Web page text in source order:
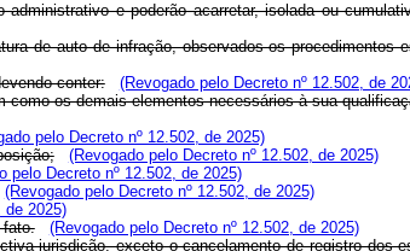
e poderão acarretar, isolada ou
de auto de infração, observados os procedimentos
conter:
(Revogado pelo Decreto nº 12.502, de
os demais elementos necessários à sua
pelo Decreto nº 12.502, de 2025)
(Revogado pelo Decreto nº 12.502, de 2025)
pelo Decreto nº 12.502, de 2025)
(Revogado pelo Decreto nº 12.502, de 2025)
de 2025)
fato.
(Revogado pelo Decreto nº 12.502, de 2025)
jurisdição, exceto o cancelamento de registro dos